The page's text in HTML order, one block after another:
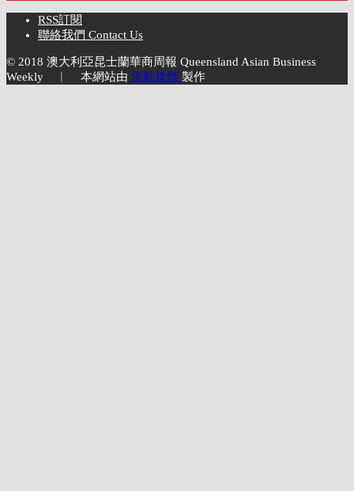
RSS訂閱
聯絡我們 Contact Us
© 2018 澳大利亞昆士蘭華商周報 Queensland Asian Business
Weekly ︱ 本網站由 流動媒體 製作